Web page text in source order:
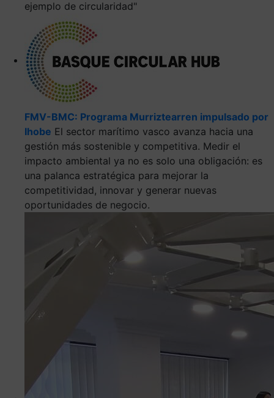
ejemplo de circularidad"
FMV-BMC: Programa Murriztearren impulsado por
Ihobe El sector marítimo vasco avanza hacia una
gestión más sostenible y competitiva. Medir el
impacto ambiental ya no es solo una obligación: es
una palanca estratégica para mejorar la
competitividad, innovar y generar nuevas
oportunidades de negocio.